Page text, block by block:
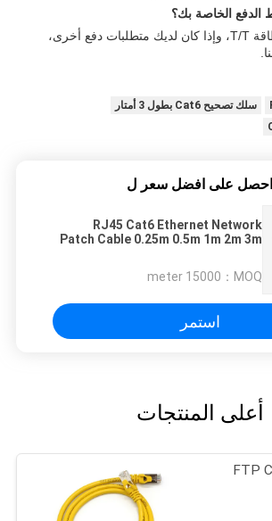
ج: عادةً ما نقبل بطاقة T/T، وإذا كان لديك متطلبات دفع أخرى،
سلك تصحيح Cat6 بطول 3 أمتار
احصل على افضل سعر ل
RJ45 Cat6 Ethernet Network
Patch Cable 0.25m 0.5m 1m 2m 3m
MOQ：
15000 meter
استمر
أعلى المنتجات